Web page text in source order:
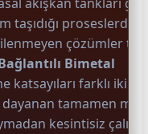
taşıdığı proseslerde
çözümler
Bimetal
katsayıları farklı iki
tamamen
kesintisiz